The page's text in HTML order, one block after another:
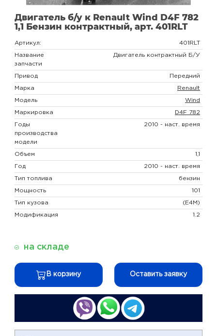
Двигатель б/у к Renault Wind D4F 782
1,1 Бензин контрактный, арт. 401RLT
Артикул: 401RLT
Название
запчасти
Двигатель контрактный Б/У
Привод Передний
Марка Renault
Модель Wind
Маркировка D4F 782
Годы
производства
модели
2010 - наст. время
Объем 1,1
Год 2010 - наст. время
Тип топлива бензин
Мощность 101
Тип кузова (E4M)
Модификация 1.2
на складе
В корзину Оставить заявку